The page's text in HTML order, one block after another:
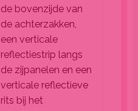
de bovenzijde van
de achterzakken,
een verticale
reflectiestrip langs
de zijpanelen en een
verticale reflectieve
rits bij het